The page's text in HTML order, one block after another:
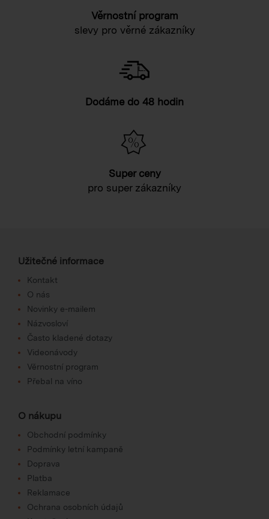
Věrnostní program
slevy pro věrné zákazníky
Dodáme do 48 hodin
Super ceny
pro super zákazníky
Užitečné informace
Kontakt
O nás
Novinky e-mailem
Názvosloví
Často kladené dotazy
Videonávody
Věrnostní program
Přebal na víno
O nákupu
Obchodní podmínky
Podmínky letní kampaně
Doprava
Platba
Reklamace
Ochrana osobních údajů